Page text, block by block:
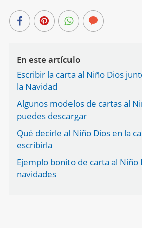
En este artículo
Escribir la carta al Niño Dios
la Navidad
Algunos modelos de cartas al
puedes descargar
Qué decirle al Niño Dios en la
escribirla
Ejemplo bonito de carta al Niño
navidades